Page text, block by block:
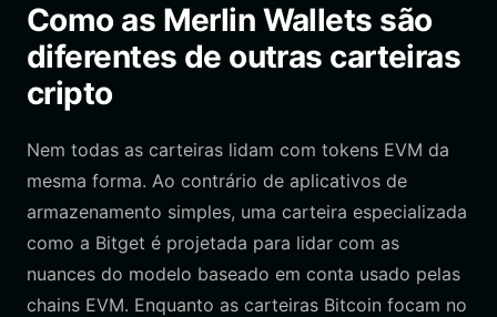
Como as Merlin Wallets são
diferentes de outras carteiras
cripto
Nem todas as carteiras lidam com tokens EVM da
mesma forma. Ao contrário de aplicativos de
armazenamento simples, uma carteira especializada
como a Bitget é projetada para lidar com as
nuances do modelo baseado em conta usado pelas
chains EVM. Enquanto as carteiras Bitcoin focam no